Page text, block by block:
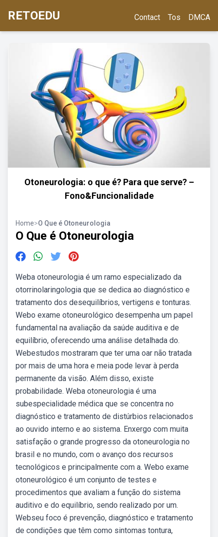
RETOEDU Contact Tos DMCA
Otoneurologia: o que é? Para que serve? –
Fono&Funcionalidade
Home>O Que é Otoneurologia
O Que é Otoneurologia
Weba otoneurologia é um ramo especializado da
otorrinolaringologia que se dedica ao diagnóstico e
tratamento dos desequilíbrios, vertigens e tonturas.
Webo exame otoneurológico desempenha um papel
fundamental na avaliação da saúde auditiva e de
equilíbrio, oferecendo uma análise detalhada do.
Webestudos mostraram que ter uma oar não tratada
por mais de uma hora e meia pode levar à perda
permanente da visão. Além disso, existe
probabilidade. Weba otoneurologia é uma
subespecialidade médica que se concentra no
diagnóstico e tratamento de distúrbios relacionados
ao ouvido interno e ao sistema. Enxergo com muita
satisfação o grande progresso da otoneurologia no
brasil e no mundo, com o avanço dos recursos
tecnológicos e principalmente com a. Webo exame
otoneurológico é um conjunto de testes e
procedimentos que avaliam a função do sistema
auditivo e do equilíbrio, sendo realizado por um.
Webseu foco é prevenção, diagnóstico e tratamento
de condições que têm como sintomas tontura,